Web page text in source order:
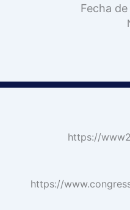
Fecha
https://
https://